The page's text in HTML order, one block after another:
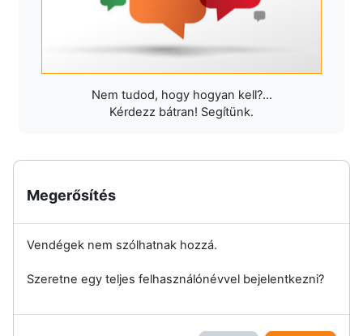
Nem tudod, hogy hogyan kell?...
Kérdezz bátran! Segítünk.
Megerősítés
Vendégek nem szólhatnak hozzá.
Szeretne egy teljes felhasználónévvel bejelentkezni?